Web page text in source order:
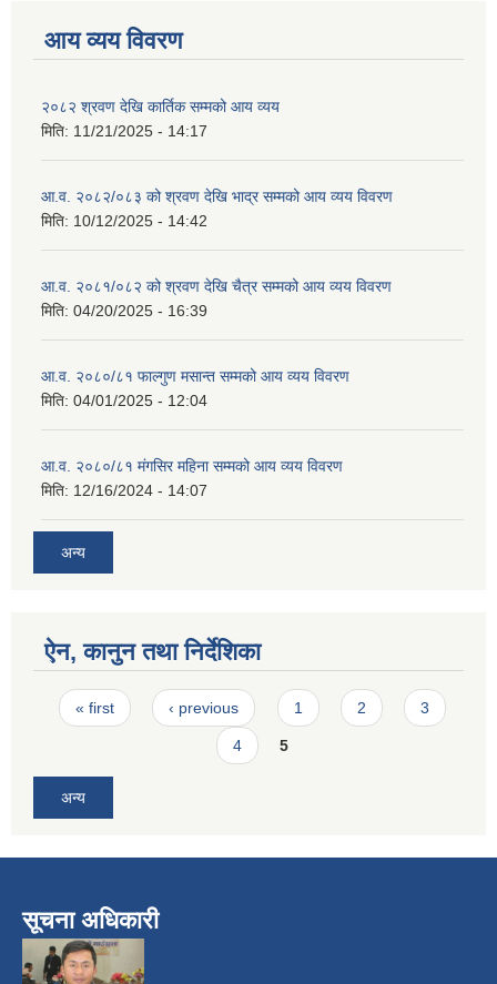
आय व्यय विवरण
२०८२ श्रवण देखि कार्तिक सम्मको आय व्यय
मिति: 11/21/2025 - 14:17
आ.व. २०८२/०८३ को श्रवण देखि भाद्र सम्मको आय व्यय विवरण
मिति: 10/12/2025 - 14:42
आ.व. २०८१/०८२ को श्रवण देखि चैत्र सम्मको आय व्यय विवरण
मिति: 04/20/2025 - 16:39
आ.व. २०८०/८१ फाल्गुण मसान्त सम्मको आय व्यय विवरण
मिति: 04/01/2025 - 12:04
आ.व. २०८०/८१ मंगसिर महिना सम्मको आय व्यय विवरण
मिति: 12/16/2024 - 14:07
अन्य
ऐन, कानुन तथा निर्देशिका
Pages
« first ‹ previous 1 2 3
4 5
अन्य
सूचना अधिकारी